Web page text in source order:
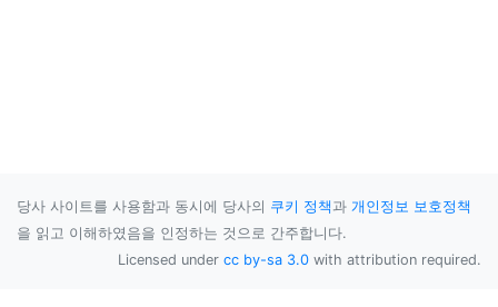
당사 사이트를 사용함과 동시에 당사의 쿠키 정책과 개인정보 보호정책
을 읽고 이해하였음을 인정하는 것으로 간주합니다.
Licensed under cc by-sa 3.0 with attribution required.